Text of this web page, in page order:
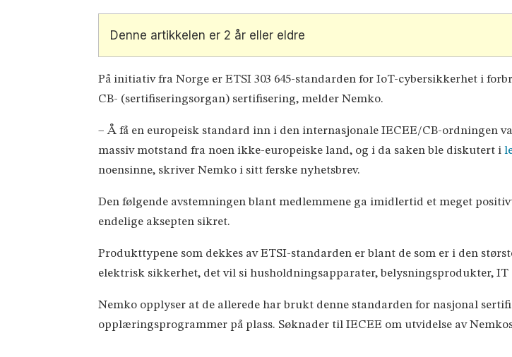
Denne artikkelen er 2 år eller eldre
På initiativ fra Norge er ETSI 303 645-standarden for IoT-cybersikkerhet i
CB- (sertifiseringsorgan) sertifisering, melder Nemko.
– Å få en europeisk standard inn i den internasjonale IECEE/CB-ordningen
massiv motstand fra noen ikke-europeiske land, og i da saken ble diskutert i
noensinne, skriver Nemko i sitt ferske nyhetsbrev.
Den følgende avstemningen blant medlemmene ga imidlertid et meget
endelige aksepten sikret.
Produkttypene som dekkes av ETSI-standarden er blant de som er i den
elektrisk sikkerhet, det vil si husholdningsapparater, belysningsprodukter,
Nemko opplyser at de allerede har brukt denne standarden for nasjonal
opplæringsprogrammer på plass. Søknader til IECEE om utvidelse av